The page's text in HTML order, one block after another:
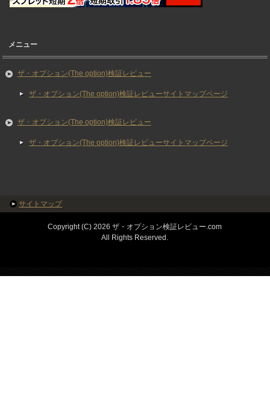
メニュー
ザ・オプション(The option)検証レビュー
ザ・オプション(The option)検証レビューサイトマップページ
ザ・オプション(The option)検証レビュー
ザ・オプション(The option)検証レビューサイトマップページ
サイトマップ
Copyright (C) 2026 ザ・オプション検証レビュー.com
All Rights Reserved.